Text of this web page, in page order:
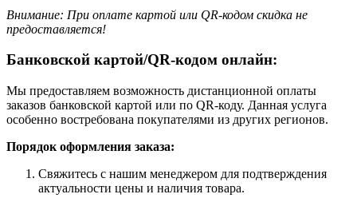
Внимание: При оплате картой или QR-кодом скидка не
предоставляется!
Банковской картой/QR-кодом онлайн:
Мы предоставляем возможность дистанционной оплаты
заказов банковской картой или по QR-коду. Данная услуга
особенно востребована покупателями из других регионов.
Порядок оформления заказа:
Свяжитесь с нашим менеджером для подтверждения
актуальности цены и наличия товара.